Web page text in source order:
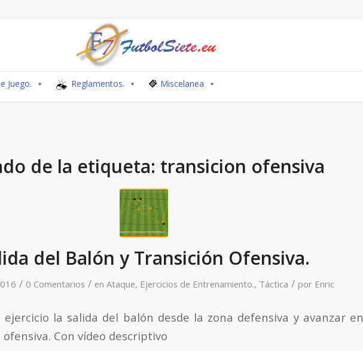
Juego. Reglamentos. Miscelanea
de la etiqueta: transicion ofensiva
del Balón y Transición Ofensiva.
/ 0 Comentarios / en Ataque, Ejercicios de Entrenamiento., Táctica / por Enric
ejercicio la salida del balón desde la zona defensiva y avanzar en
Con vídeo descriptivo